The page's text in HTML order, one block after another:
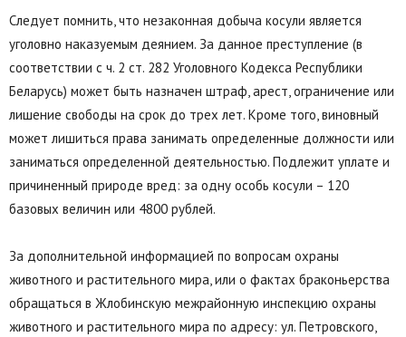
Следует помнить, что незаконная добыча косули является
уголовно наказуемым деянием. За данное преступление (в
соответствии с ч. 2 ст. 282 Уголовного Кодекса Республики
Беларусь) может быть назначен штраф, арест, ограничение или
лишение свободы на срок до трех лет. Кроме того, виновный
может лишиться права занимать определенные должности или
заниматься определенной деятельностью. Подлежит уплате и
причиненный природе вред: за одну особь косули – 120
базовых величин или 4800 рублей.
За дополнительной информацией по вопросам охраны
животного и растительного мира, или о фактах браконьерства
обращаться в Жлобинскую межрайонную инспекцию охраны
животного и растительного мира по адресу: ул. Петровского,